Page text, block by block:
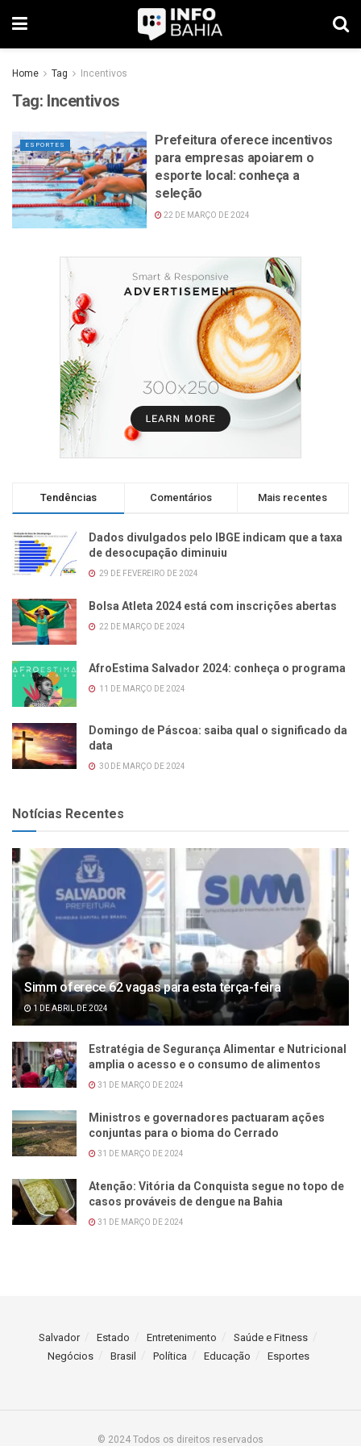
Home Tag Incentivos
Tag: Incentivos
ESPORTES
Prefeitura oferece incentivos
para empresas apoiarem o
esporte local: conheça a
seleção
22 DE MARÇO DE 2024
Tendências Comentários Mais recentes
Dados divulgados pelo IBGE indicam que a taxa
de desocupação diminuiu
29 DE FEVEREIRO DE 2024
Bolsa Atleta 2024 está com inscrições abertas
22 DE MARÇO DE 2024
AfroEstima Salvador 2024: conheça o programa
11 DE MARÇO DE 2024
Domingo de Páscoa: saiba qual o significado da
data
30 DE MARÇO DE 2024
Notícias Recentes
Simm oferece 62 vagas para esta terça-feira
1 DE ABRIL DE 2024
Estratégia de Segurança Alimentar e Nutricional
amplia o acesso e o consumo de alimentos
31 DE MARÇO DE 2024
Ministros e governadores pactuaram ações
conjuntas para o bioma do Cerrado
31 DE MARÇO DE 2024
Atenção: Vitória da Conquista segue no topo de
casos prováveis de dengue na Bahia
31 DE MARÇO DE 2024
Salvador Estado Entretenimento
Saúde e Fitness
Negócios
Brasil Política Educação Esportes
© 2024 Todos os direitos reservados